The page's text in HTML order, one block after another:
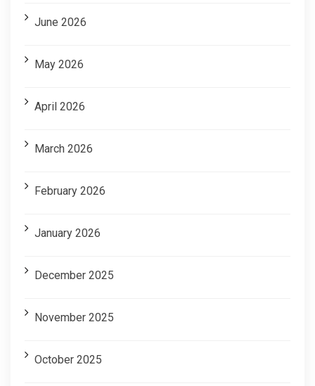
June 2026
May 2026
April 2026
March 2026
February 2026
January 2026
December 2025
November 2025
October 2025